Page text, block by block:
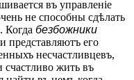
въ управленіе
не способны сдѣлать
Когда безбожники
представляютъ его
несчастливцевъ,
жить въ